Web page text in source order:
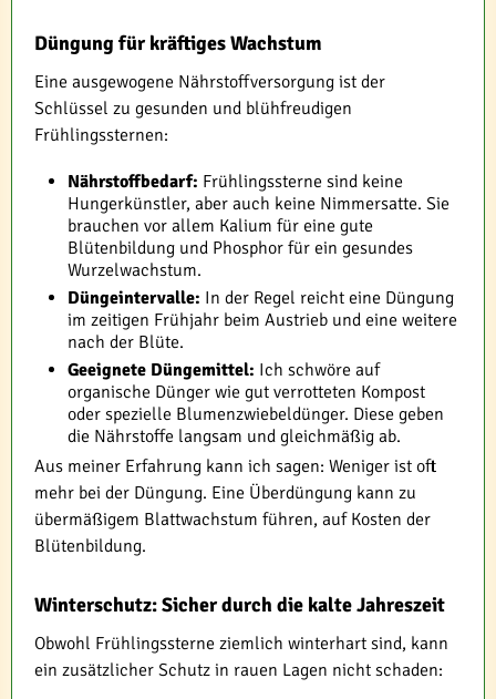
Düngung für kräftiges Wachstum
Eine ausgewogene Nährstoffversorgung ist der
Schlüssel zu gesunden und blühfreudigen
Frühlingssternen:
Nährstoffbedarf: Frühlingssterne sind keine
Hungerkünstler, aber auch keine Nimmersatte. Sie
brauchen vor allem Kalium für eine gute
Blütenbildung und Phosphor für ein gesundes
Wurzelwachstum.
Düngeintervalle: In der Regel reicht eine Düngung
im zeitigen Frühjahr beim Austrieb und eine weitere
nach der Blüte.
Geeignete Düngemittel: Ich schwöre auf
organische Dünger wie gut verrotteten Kompost
oder spezielle Blumenzwiebeldünger. Diese geben
die Nährstoffe langsam und gleichmäßig ab.
Aus meiner Erfahrung kann ich sagen: Weniger ist oft
mehr bei der Düngung. Eine Überdüngung kann zu
übermäßigem Blattwachstum führen, auf Kosten der
Blütenbildung.
Winterschutz: Sicher durch die kalte Jahreszeit
Obwohl Frühlingssterne ziemlich winterhart sind, kann
ein zusätzlicher Schutz in rauen Lagen nicht schaden: